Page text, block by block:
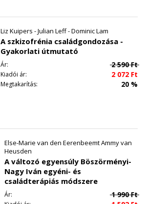
Liz Kuipers - Julian Leff - Dominic Lam
A szkizofrénia családgondozása -
Gyakorlati útmutató
Ár: 2 590Ft
Kiadói ár: 2 072 Ft
Megtakarítás: 20 %
Else-Marie van den Eerenbeemt Ammy van
Heusden
A változó egyensúly Böszörményi-
Nagy Iván egyéni- és
családterápiás módszere
Ár: 1 990Ft